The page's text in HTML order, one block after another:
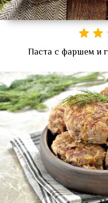
Паста с фаршем и